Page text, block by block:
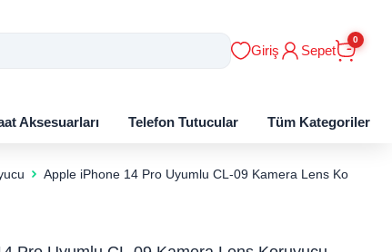
Giriş Sepet
0
Aksesuarları Telefon Tutucular Tüm Kategoriler
Apple iPhone 14 Pro Uyumlu CL-09 ​​​​Kamera Lens Koruyucu